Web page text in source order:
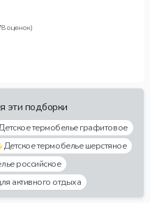
оценок)
эти подборки
термобелье графитовое
Детское термобелье шерстяное
российское
активного отдыха